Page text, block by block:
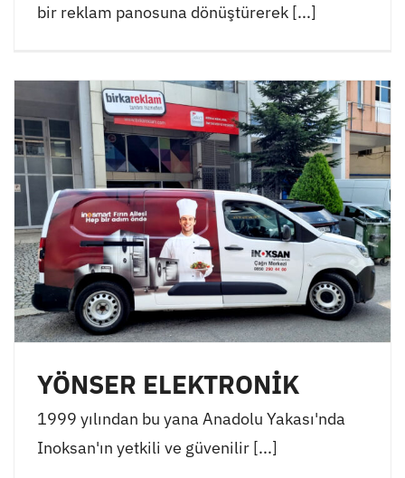
bir reklam panosuna dönüştürerek [...]
YÖNSER ELEKTRONİK
1999 yılından bu yana Anadolu Yakası'nda
Inoksan'ın yetkili ve güvenilir [...]